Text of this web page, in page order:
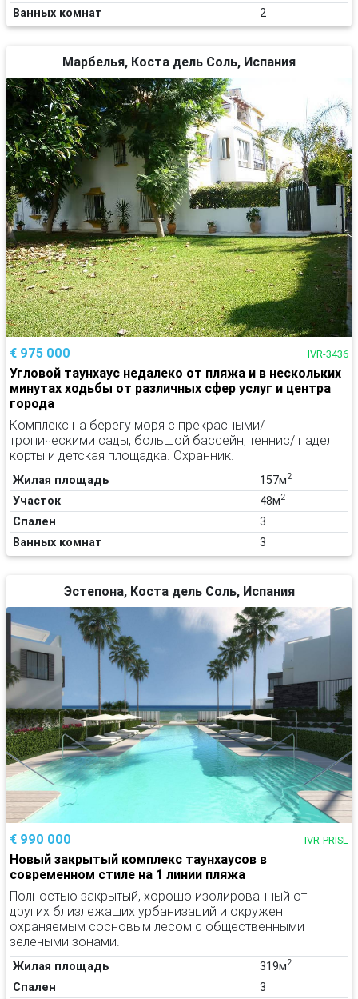
Ванных комнат
2
Марбелья, Коста дель Соль, Испания
€ 975 000 IVR-3436
Угловой таунхаус недалеко от пляжа и в нескольких
минутах ходьбы от различных сфер услуг и центра
города
Комплекс на берегу моря с прекрасными/
тропическими сады, большой бассейн, теннис/ падел
корты и детская площадка. Охранник.
Жилая площадь 157м2
Участок 48м2
Спален
3
Ванных комнат
3
Эстепона, Коста дель Соль, Испания
€ 990 000 IVR-PRISL
Новый закрытый комплекс таунхаусов в
современном стиле на 1 линии пляжа
Полностью закрытый, хорошо изолированный от
других близлежащих урбанизаций и окружен
охраняемым сосновым лесом с общественными
зелеными зонами.
Жилая площадь 319м2
Спален
3